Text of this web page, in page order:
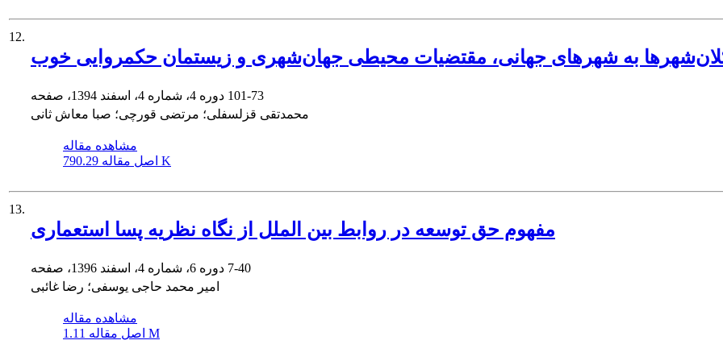
12.
به شهرهای جهانی، مقتضیات محیطی جهان‌شهری و زیستمان حکمروایی خوب
101-73
محمدتقی قزلسفلی؛ مرتضی قورچی؛ صبا معاش ثانی
مشاهده مقاله
اصل مقاله 790.29 K
13.
مفهوم حق توسعه در روابط بین الملل از نگاه نظریه پسا استعماری
7-40
امیر محمد حاجی یوسفی؛ رضا غائبی
مشاهده مقاله
اصل مقاله 1.11 M